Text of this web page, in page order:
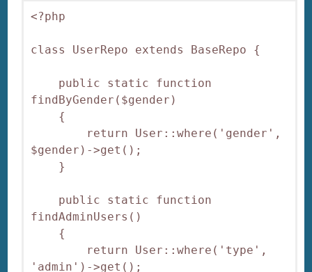
<?php
class UserRepo extends BaseRepo {
public static function
findByGender($gender)
{
return User::where('gender',
$gender)->get();
}
public static function
findAdminUsers()
{
return User::where('type',
'admin')->get();